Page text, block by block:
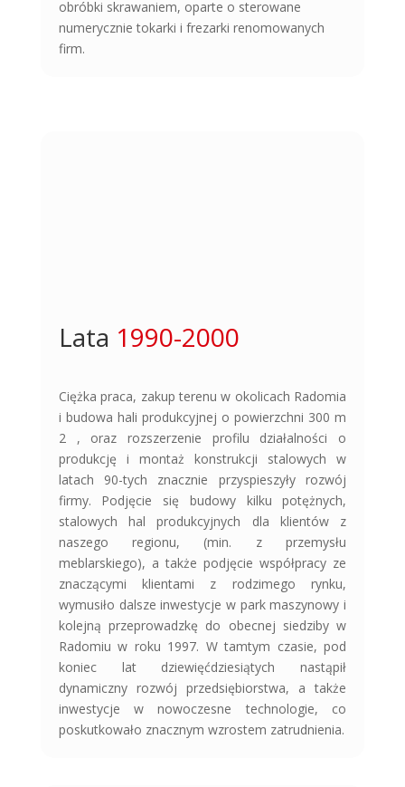
obróbki skrawaniem, oparte o sterowane
numerycznie tokarki i frezarki renomowanych
firm.
Lata 1990-2000
Ciężka praca, zakup terenu w okolicach Radomia
i budowa hali produkcyjnej o powierzchni 300 m
2 , oraz rozszerzenie profilu działalności o
produkcję i montaż konstrukcji stalowych w
latach 90-tych znacznie przyspieszyły rozwój
firmy. Podjęcie się budowy kilku potężnych,
stalowych hal produkcyjnych dla klientów z
naszego regionu, (min. z przemysłu
meblarskiego), a także podjęcie współpracy ze
znaczącymi klientami z rodzimego rynku,
wymusiło dalsze inwestycje w park maszynowy i
kolejną przeprowadzkę do obecnej siedziby w
Radomiu w roku 1997. W tamtym czasie, pod
koniec lat dziewięćdziesiątych nastąpił
dynamiczny rozwój przedsiębiorstwa, a także
inwestycje w nowoczesne technologie, co
poskutkowało znacznym wzrostem zatrudnienia.